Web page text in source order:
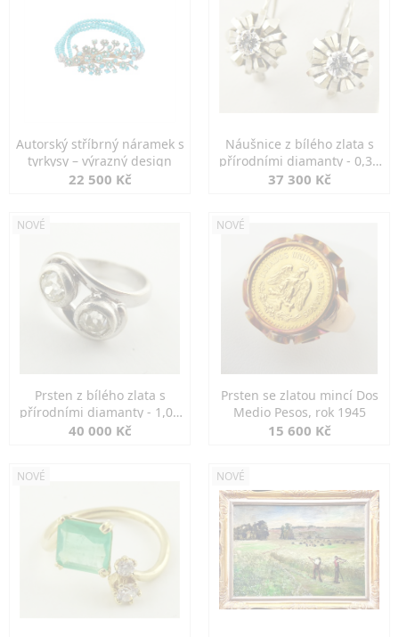
Autorský stříbrný náramek s
tyrkysy – výrazný design
22 500 Kč
Náušnice z bílého zlata s
přírodními diamanty - 0,30
ct
37 300 Kč
NOVÉ
Prsten z bílého zlata s
přírodními diamanty - 1,00
ct
40 000 Kč
NOVÉ
Prsten se zlatou mincí Dos
Medio Pesos, rok 1945
15 600 Kč
NOVÉ NOVÉ